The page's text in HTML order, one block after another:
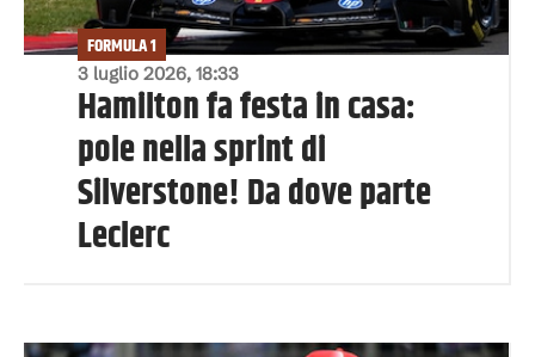
3 luglio 2026, 18:33
FORMULA 1
Hamilton fa festa in casa:
pole nella sprint di
Silverstone! Da dove parte
Leclerc